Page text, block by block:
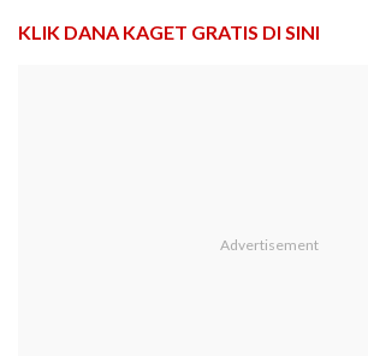
KLIK DANA KAGET GRATIS DI SINI